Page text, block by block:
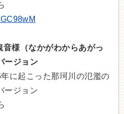
様（なかがわからあがっ
ージョン
に起こった那珂川の氾濫の
ージョン